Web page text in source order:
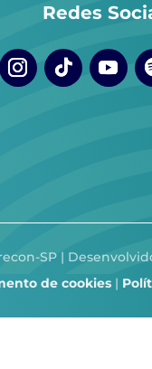
Redes
SP |
de cookies|